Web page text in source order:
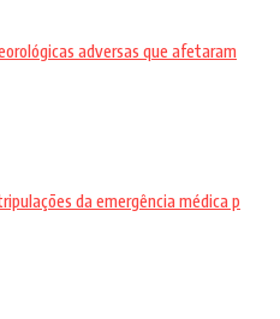
adversas que afetaram
da emergência médica p